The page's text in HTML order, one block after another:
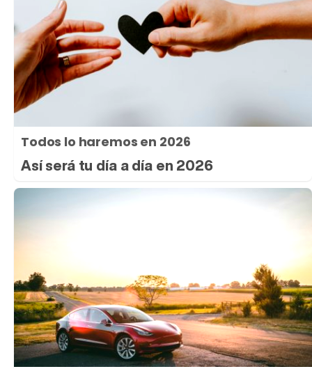
Todos lo haremos en 2026
Así será tu día a día en 2026